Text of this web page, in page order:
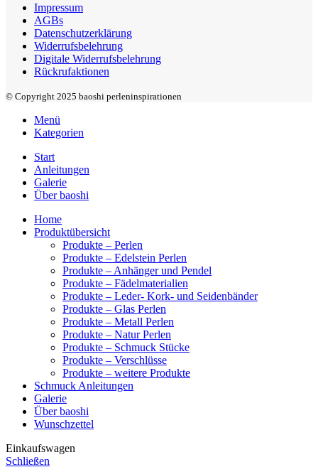
Impressum
AGBs
Datenschutzerklärung
Widerrufsbelehrung
Digitale Widerrufsbelehrung
Rückrufaktionen
© Copyright 2025 baoshi perleninspirationen
Menü
Kategorien
Start
Anleitungen
Galerie
Über baoshi
Home
Produktübersicht
Produkte – Perlen
Produkte – Edelstein Perlen
Produkte – Anhänger und Pendel
Produkte – Fädelmaterialien
Produkte – Leder- Kork- und Seidenbänder
Produkte – Glas Perlen
Produkte – Metall Perlen
Produkte – Natur Perlen
Produkte – Schmuck Stücke
Produkte – Verschlüsse
Produkte – weitere Produkte
Schmuck Anleitungen
Galerie
Über baoshi
Wunschzettel
Einkaufswagen
Schließen